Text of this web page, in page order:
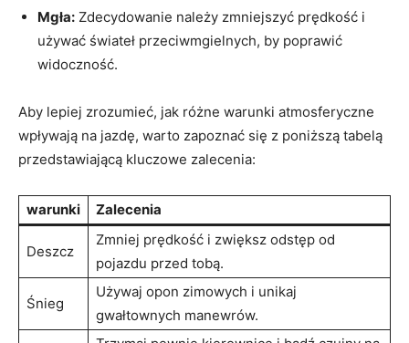
Mgła: Zdecydowanie należy zmniejszyć prędkość i‍
używać świateł przeciwmgielnych, by poprawić
widoczność.
Aby lepiej zrozumieć, jak różne warunki​ atmosferyczne
wpływają na ⁣jazdę, warto ‌zapoznać ‌się z poniższą tabelą
przedstawiającą kluczowe⁢ zalecenia:
warunki Zalecenia
Deszcz
Zmniej⁤ prędkość i⁢ zwiększ odstęp od
pojazdu‍ przed ⁣tobą.
Śnieg
Używaj opon zimowych i unikaj
gwałtownych ‌manewrów.